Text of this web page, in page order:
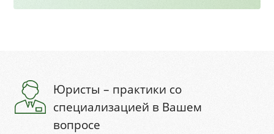
Юристы – практики со
специализацией в Вашем
вопросе